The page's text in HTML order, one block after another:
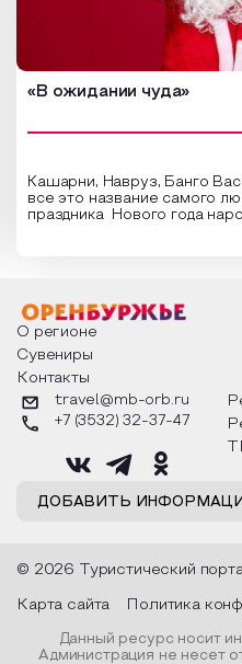
«В ожидании чуда»
Кашарни, Навруз, Банго
все это название самого
праздника Нового года
о том, как встречают новый
разных уголках страны,
обряды совершают на
благополучие, в чем схожи и
различаются традиции. Кто
Дед Мороз и откуда он
его называют в разных
страны и как появились
О регионе
Сувениры
Контакты
ДОБАВИТЬ
travel@mb-orb.ru
+7 (3532) 32-37-47
© 2026 Туристический
Карта сайта Политика
Данный ресурс носит
Администрация не несет